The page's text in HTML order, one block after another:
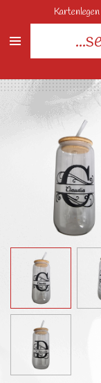
springen